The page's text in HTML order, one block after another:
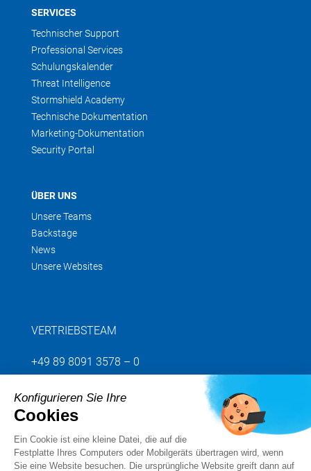
SERVICES
Technischer Support
Professional Services
Schulungskalender
Threat Intelligence
Stormshield Academy
Technische Dokumentation
Marketing-Dokumentation
Security Portal
ÜBER UNS
Unsere Teams
Backstage
News
Unsere Websites
VERTRIEBSTEAM
+49 89 8091 3578 – 0
Senden Sie uns Ihre Anfrage
Folgen Sie uns
Konfigurieren Sie Ihre
Cookies
Ein Cookie ist eine kleine Datei, die auf die
Festplatte Ihres Computers oder Mobilgeräts übertragen wird, wenn
Sie eine Website besuchen. Die ursprüngliche Website greift dann auf